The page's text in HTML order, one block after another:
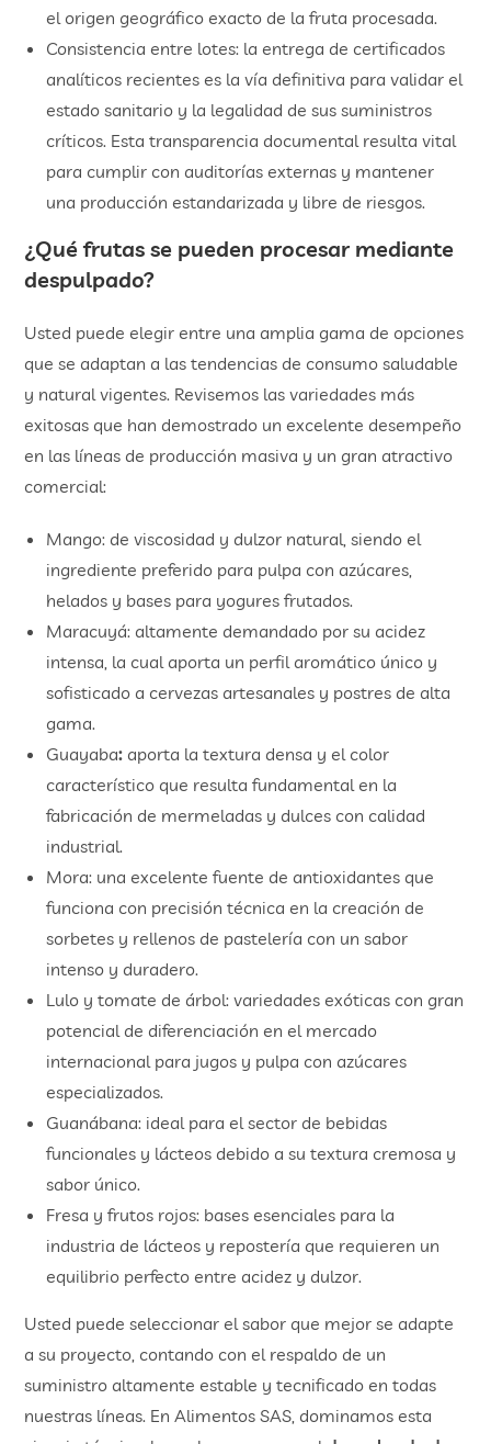
el origen geográfico exacto de la fruta procesada.
Consistencia entre lotes: la entrega de certificados
analíticos recientes es la vía definitiva para validar el
estado sanitario y la legalidad de sus suministros
críticos. Esta transparencia documental resulta vital
para cumplir con auditorías externas y mantener
una producción estandarizada y libre de riesgos.
¿Qué frutas se pueden procesar mediante
despulpado?
Usted puede elegir entre una amplia gama de opciones
que se adaptan a las tendencias de consumo saludable
y natural vigentes. Revisemos las variedades más
exitosas que han demostrado un excelente desempeño
en las líneas de producción masiva y un gran atractivo
comercial:
Mango: de viscosidad y dulzor natural, siendo el
ingrediente preferido para pulpa con azúcares,
helados y bases para yogures frutados.
Maracuyá: altamente demandado por su acidez
intensa, la cual aporta un perfil aromático único y
sofisticado a cervezas artesanales y postres de alta
gama.
Guayaba: aporta la textura densa y el color
característico que resulta fundamental en la
fabricación de mermeladas y dulces con calidad
industrial.
Mora: una excelente fuente de antioxidantes que
funciona con precisión técnica en la creación de
sorbetes y rellenos de pastelería con un sabor
intenso y duradero.
Lulo y tomate de árbol: variedades exóticas con gran
potencial de diferenciación en el mercado
internacional para jugos y pulpa con azúcares
especializados.
Guanábana: ideal para el sector de bebidas
funcionales y lácteos debido a su textura cremosa y
sabor único.
Fresa y frutos rojos: bases esenciales para la
industria de lácteos y repostería que requieren un
equilibrio perfecto entre acidez y dulzor.
Usted puede seleccionar el sabor que mejor se adapte
a su proyecto, contando con el respaldo de un
suministro altamente estable y tecnificado en todas
nuestras líneas. En Alimentos SAS, dominamos esta